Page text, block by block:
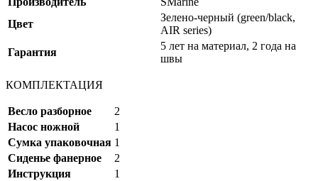
Цвет
Зелено-черный (green/black,
AIR series)
Гарантия
5 лет на материал, 2 года на
швы
КОМПЛЕКТАЦИЯ
Весло разборное
2
Насос ножной
1
Сумка упаковочная 1
Сиденье фанерное
2
Инструкция
1